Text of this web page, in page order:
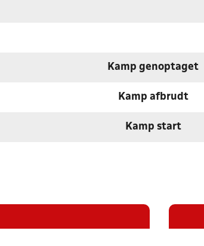
Kamp genoptaget
Kamp afbrudt
Kamp start